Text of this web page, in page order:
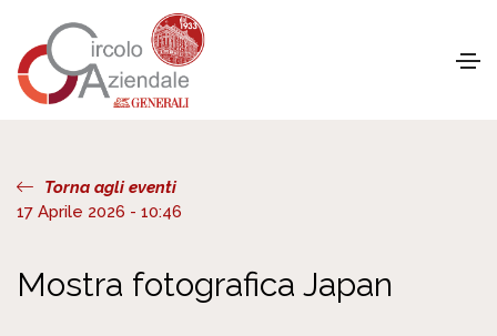
Torna agli eventi
17 Aprile 2026 - 10:46
Mostra fotografica Japan